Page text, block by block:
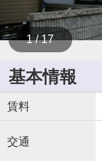
1 / 17
基本情報
賃料
交通